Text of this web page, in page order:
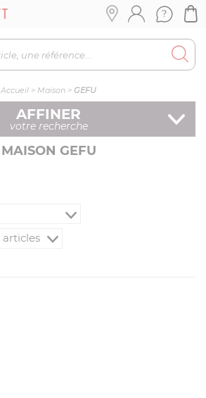
Accueil > Maison > GEFU
AFFINER
votre recherche
MAISON GEFU